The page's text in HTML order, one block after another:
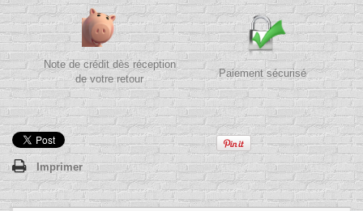
Note de crédit dès réception
de votre retour
Paiement sécurisé
Imprimer